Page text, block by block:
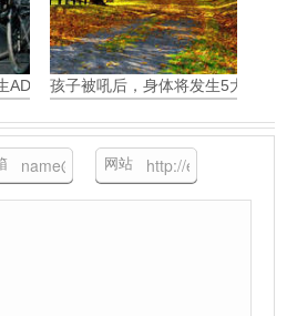
ADHD带来的问题
孩子被吼后，身体将发生5大可怕
网站